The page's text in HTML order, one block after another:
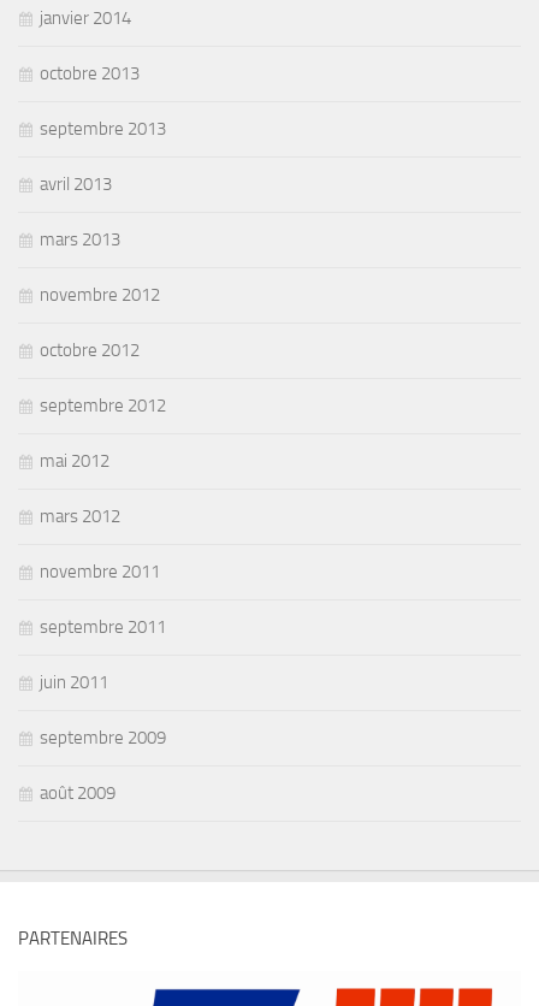
janvier 2014
octobre 2013
septembre 2013
avril 2013
mars 2013
novembre 2012
octobre 2012
septembre 2012
mai 2012
mars 2012
novembre 2011
septembre 2011
juin 2011
septembre 2009
août 2009
PARTENAIRES